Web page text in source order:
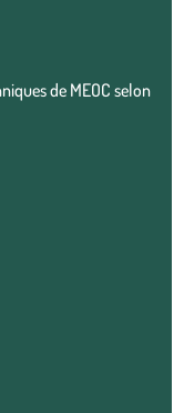
de MEOC selon